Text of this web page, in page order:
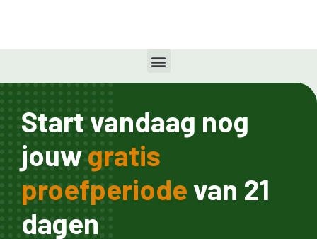
Start vandaag nog
jouwgratis
proefperiode van 21
dagen